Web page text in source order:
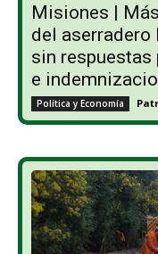
Misiones |
del aserradero
sin respuestas
e
Política y Economía